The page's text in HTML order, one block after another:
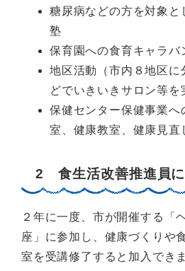
糖尿病などの方を対象と
塾
保育園への食育キャラバ
地区活動（市内８地区に
どでいきいきサロン等を
保健センター保健事業へ
室、健康教室、健康見直
2 食生活改善推進員に
２年に一度、市が開催する「
座」に参加し、健康づくりや
室を受講修了すると加入できま